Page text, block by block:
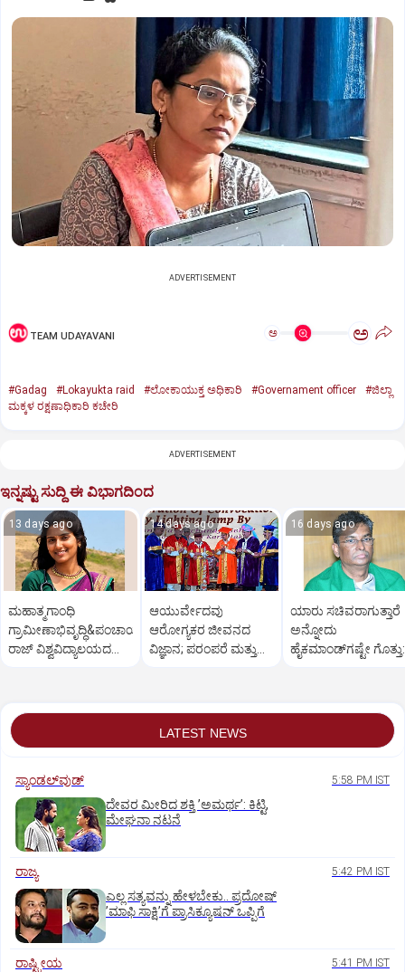
ADVERTISEMENT
TEAM UDAYAVANI ಅ ಅ
#Gadag #Lokayukta raid #ಲೋಕಾಯುಕ್ತ ಅಧಿಕಾರಿ #Governament officer
#ಜಿಲ್ಲಾ
ಮಕ್ಕಳ ರಕ್ಷಣಾಧಿಕಾರಿ ಕಚೇರಿ
ADVERTISEMENT
ಇನ್ನಷ್ಟು ಸುದ್ದಿ ಈ ವಿಭಾಗದಿಂದ
13 days ago
ಮಹಾತ್ಮಗಾಂಧಿ
ಗ್ರಾಮೀಣಾಭಿವೃದ್ಧಿ&ಪಂಚಾಯತ್
ರಾಜ್ ವಿಶ್ವವಿದ್ಯಾಲಯದ
14 days ago
ಆಯುರ್ವೇದವು
ಆರೋಗ್ಯಕರ ಜೀವನದ
ವಿಜ್ಞಾನ; ಪರಂಪರೆ ಮತ್ತು
16 days ago
ಯಾರು ಸಚಿವರಾಗುತ್ತಾರೆ
ಅನ್ನೋದು
ಹೈಕಮಾಂಡ್‌ಗಷ್ಟೇ ಗೊತ್ತು:
LATEST NEWS
ಸ್ಯಾಂಡಲ್‌ವುಡ್‌ 5:58 PM IST
ದೇವರ ಮೀರಿದ ಶಕ್ತಿ ʼಅಮರ್ಥʼ: ಕಿಟ್ಟಿ,
ಮೇಘನಾ ನಟನೆ
ರಾಜ್ಯ 5:42 PM IST
ಎಲ್ಲ ಸತ್ಯವನ್ನು ಹೇಳಬೇಕು.. ಪ್ರದೋಷ್‌
ʼಮಾಫಿ ಸಾಕ್ಷಿʼಗೆ ಪ್ರಾಸಿಕ್ಯೂಷನ್ ಒಪ್ಪಿಗೆ
ರಾಷ್ಟ್ರೀಯ 5:41 PM IST